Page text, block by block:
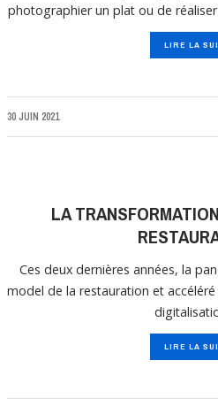
photographier un plat ou de
LIRE LA
30 JUIN 2021
LA
Ces deux dernières années, la
model de la restauration et
LIRE LA